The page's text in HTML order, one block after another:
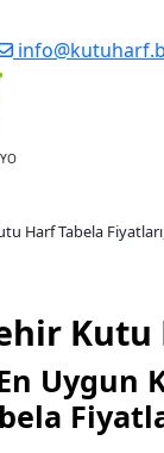
Harf Tabela
Kutu
Uygun